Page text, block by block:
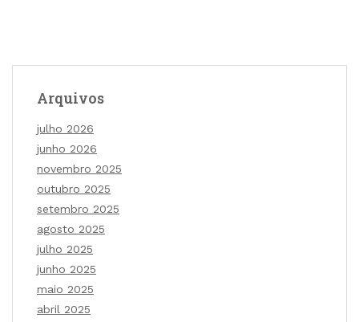
Arquivos
julho 2026
junho 2026
novembro 2025
outubro 2025
setembro 2025
agosto 2025
julho 2025
junho 2025
maio 2025
abril 2025